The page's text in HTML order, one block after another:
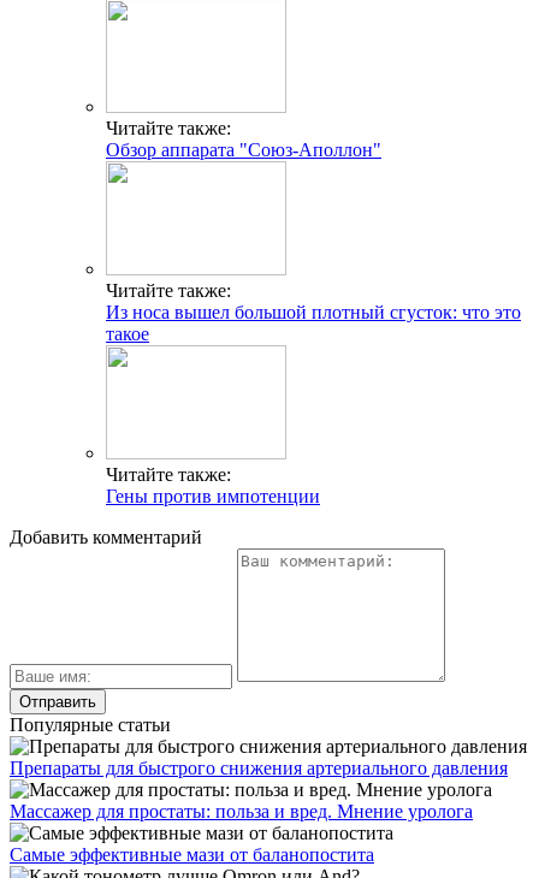
Читайте также:
Обзор аппарата "Союз-Аполлон"
Читайте также:
Из носа вышел большой плотный сгусток: что это
такое
Читайте также:
Гены против импотенции
Добавить комментарий
Популярные статьи
Препараты для быстрого снижения артериального давления
Массажер для простаты: польза и вред. Мнение уролога
Самые эффективные мази от баланопостита